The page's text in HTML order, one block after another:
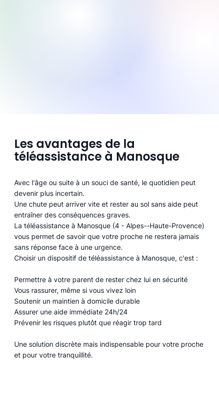
Les avantages de la
téléassistance à Manosque
Avec l'âge ou suite à un souci de santé, le quotidien peut
devenir plus incertain.
Une chute peut arriver vite et rester au sol sans aide peut
entraîner des conséquences graves.
La téléassistance à Manosque (4 - Alpes--Haute-Provence)
vous permet de savoir que votre proche ne restera jamais
sans réponse face à une urgence.
Choisir un dispositif de téléassistance à Manosque, c'est :
Permettre à votre parent de rester chez lui en sécurité
Vous rassurer, même si vous vivez loin
Soutenir un maintien à domicile durable
Assurer une aide immédiate 24h/24
Prévenir les risques plutôt que réagir trop tard
Une solution discrète mais indispensable pour votre proche
et pour votre tranquillité.